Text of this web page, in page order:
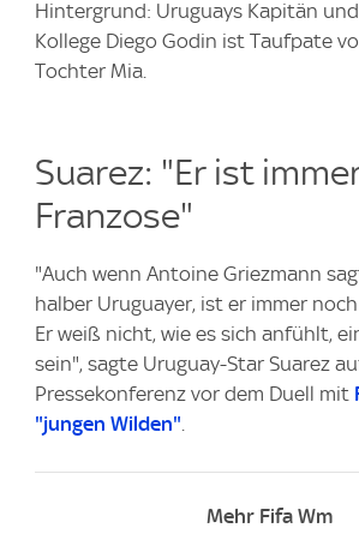
Hintergrund: Uruguays Kapitän
Kollege Diego Godin ist Taufpate
Tochter Mia.
Suarez: "Er ist
Franzose"
"Auch wenn Antoine Griezmann
halber Uruguayer, ist er immer
Er weiß nicht, wie es sich anfühlt,
sein", sagte Uruguay-Star Suarez
Pressekonferenz vor dem Duell mit
"jungen Wilden".
Mehr Fifa Wm